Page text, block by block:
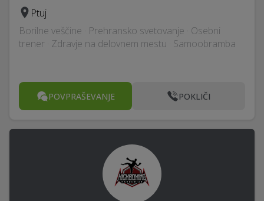
Ptuj
Borilne veščine · Prehransko svetovanje · Osebni
trener · Zdravje na delovnem mestu · Samoobramba
POVPRAŠEVANJE POKLIČI